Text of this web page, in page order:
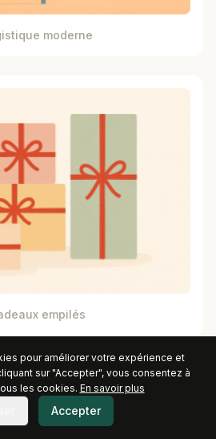
moderne
empilés
pour améliorer votre expérience et
sur "Accepter", vous consentez à
les cookies. En savoir plus
Accepter